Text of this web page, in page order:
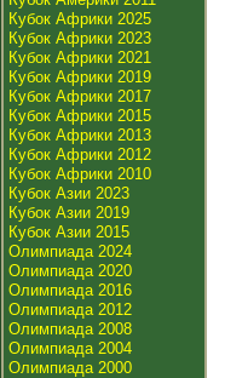
Кубок Африки 2025
Кубок Африки 2023
Кубок Африки 2021
Кубок Африки 2019
Кубок Африки 2017
Кубок Африки 2015
Кубок Африки 2013
Кубок Африки 2012
Кубок Африки 2010
Кубок Азии 2023
Кубок Азии 2019
Кубок Азии 2015
Олимпиада 2024
Олимпиада 2020
Олимпиада 2016
Олимпиада 2012
Олимпиада 2008
Олимпиада 2004
Олимпиада 2000